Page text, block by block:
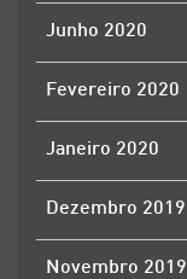
Junho 2020
Fevereiro 2020
Janeiro 2020
Dezembro 2019
Novembro 2019